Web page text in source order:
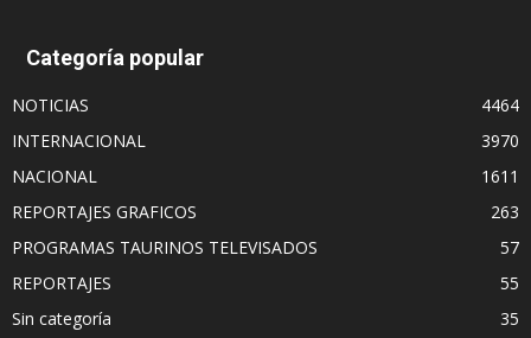
Categoría popular
NOTICIAS
4464
INTERNACIONAL
3970
NACIONAL
1611
REPORTAJES GRAFICOS
263
PROGRAMAS TAURINOS TELEVISADOS
57
REPORTAJES
55
Sin categoría
35